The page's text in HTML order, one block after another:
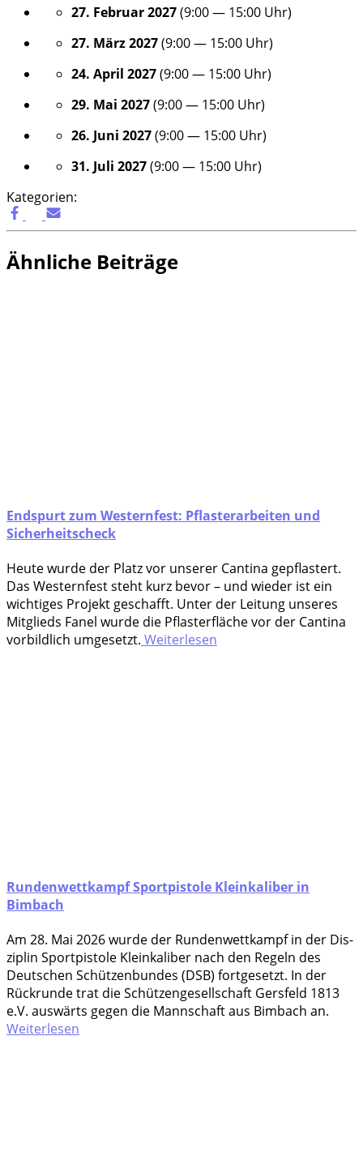
27. Febru­ar 2027(9:00— 15:00 Uhr)
27. März 2027(9:00— 15:00 Uhr)
24. April 2027(9:00— 15:00 Uhr)
29. Mai 2027(9:00— 15:00 Uhr)
26. Juni 2027(9:00— 15:00 Uhr)
31. Juli 2027(9:00— 15:00 Uhr)
Kategorien:
Ähnliche Beiträge
Endspurt zum Westernfest: Pflasterarbeiten und
Sicherheitscheck
Heu­te wur­de der Platz vor unse­rer Can­ti­na gepflastert.
Das Wes­tern­fest steht kurz bevor – und wie­der ist ein
wich­ti­ges Pro­jekt geschafft. Unter der Lei­tung unse­res
Mit­glieds Fanel wur­de die Pflas­ter­flä­che vor der Can­ti­na
vor­bild­lich umgesetzt. Weiterlesen
Rundenwettkampf Sportpistole Kleinkaliber in
Bimbach
Am 28. Mai 2026 wur­de der Run­den­wett­kampf in der Dis­
zi­plin Sport­pis­to­le Klein­ka­li­ber nach den Regeln des
Deut­schen Schüt­zen­bun­des (DSB) fort­ge­setzt. In der
Rück­run­de trat die Schüt­zen­ge­sell­schaft Gers­feld 1813
e.V. aus­wärts gegen die Mann­schaft aus Bim­bach an.
Weiterlesen